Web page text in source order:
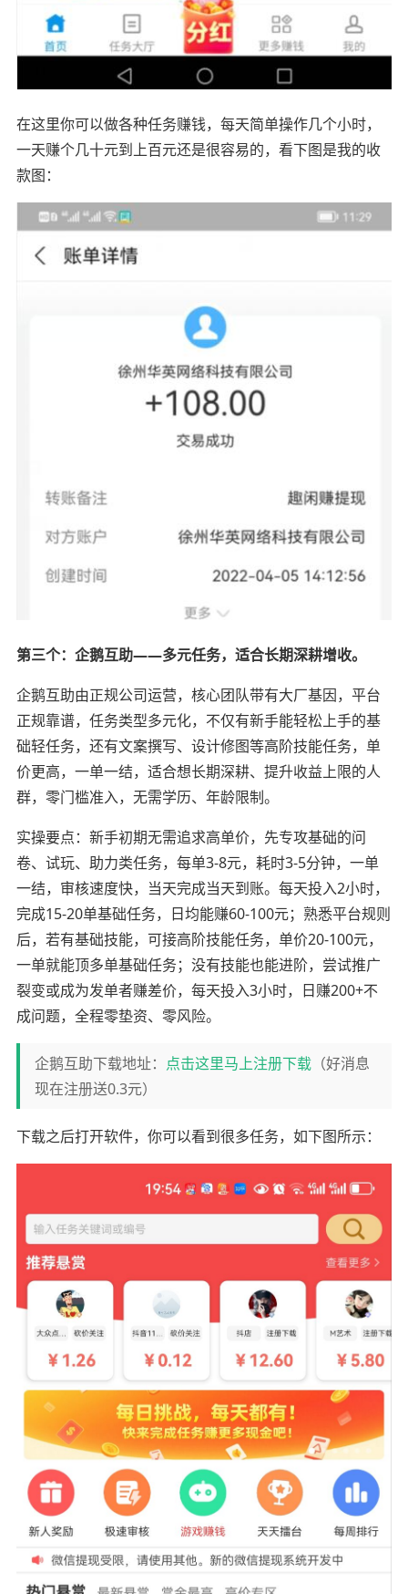
在这里你可以做各种任务赚钱，每天简单操作几个小时，
一天赚个几十元到上百元还是很容易的，看下图是我的收
款图：
第三个：企鹅互助——多元任务，适合长期深耕增收。
企鹅互助由正规公司运营，核心团队带有大厂基因，平台
正规靠谱，任务类型多元化，不仅有新手能轻松上手的基
础轻任务，还有文案撰写、设计修图等高阶技能任务，单
价更高，一单一结，适合想长期深耕、提升收益上限的人
群，零门槛准入，无需学历、年龄限制。
实操要点：新手初期无需追求高单价，先专攻基础的问
卷、试玩、助力类任务，每单3-8元，耗时3-5分钟，一单
一结，审核速度快，当天完成当天到账。每天投入2小时，
完成15-20单基础任务，日均能赚60-100元；熟悉平台规则
后，若有基础技能，可接高阶技能任务，单价20-100元，
一单就能顶多单基础任务；没有技能也能进阶，尝试推广
裂变或成为发单者赚差价，每天投入3小时，日赚200+不
成问题，全程零垫资、零风险。
企鹅互助下载地址： 点击这里马上注册下载（好消息
现在注册送0.3元）
下载之后打开软件，你可以看到很多任务，如下图所示：